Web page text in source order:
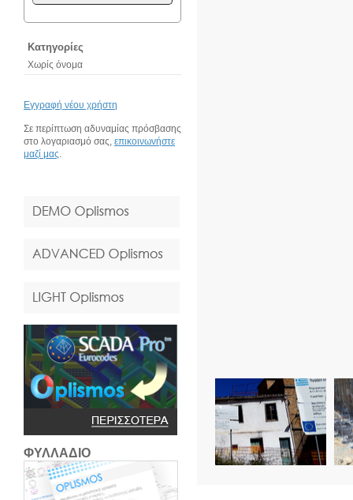
Κατηγορίες
Χωρίς όνομα
Εγγραφή νέου χρήστη
Σε περίπτωση αδυναμίας πρόσβασης
στο λογαριασμό σας, επικοινωνήστε
μαζί μας.
ΦΥΛΛΑΔΙΟ